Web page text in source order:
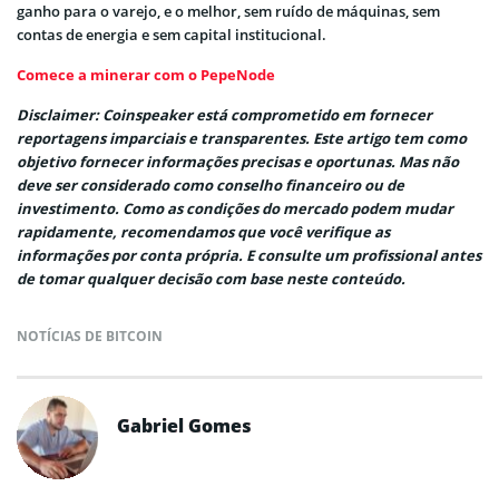
ganho para o varejo, e o melhor, sem ruído de máquinas, sem
contas de energia e sem capital institucional.
Comece a minerar com o PepeNode
Disclaimer: Coinspeaker está comprometido em fornecer
reportagens imparciais e transparentes. Este artigo tem como
objetivo fornecer informações precisas e oportunas. Mas não
deve ser considerado como conselho financeiro ou de
investimento. Como as condições do mercado podem mudar
rapidamente, recomendamos que você verifique as
informações por conta própria. E consulte um profissional antes
de tomar qualquer decisão com base neste conteúdo.
NOTÍCIAS DE BITCOIN
Gabriel Gomes